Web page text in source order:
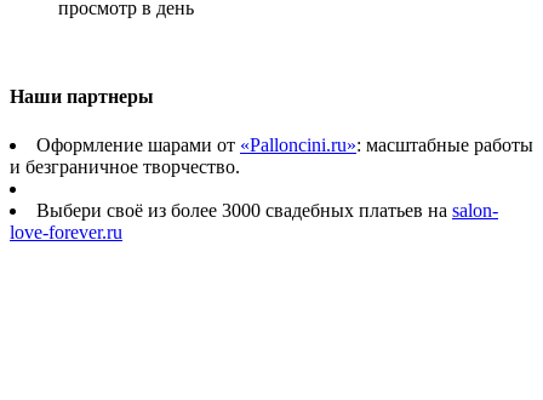
просмотр в день
Наши партнеры
Оформление шарами от «Palloncini.ru»: масштабные работы
и безграничное творчество.
Выбери своё из более 3000 свадебных платьев на salon-
love-forever.ru